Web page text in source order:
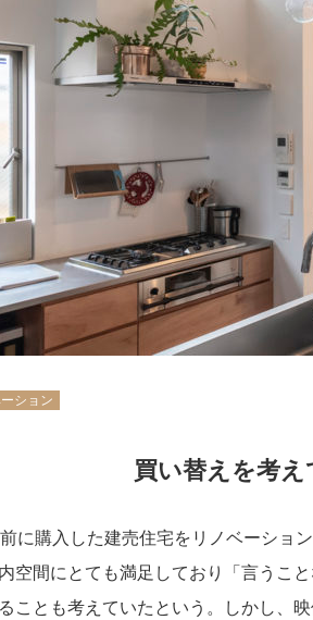
ション
買い替えを考え
に購入した建売住宅をリノベーショ
空間にとても満足しており「言うこ
ことも考えていたという。しかし、